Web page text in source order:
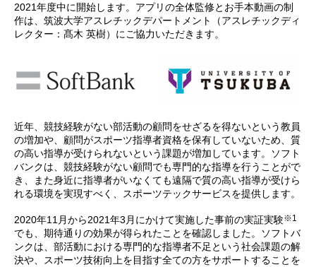
2021年度中に開始します。アプリの全体監修とお手本動画の制
作は、筑波大学アスレチックデパートメント（アスレチックディ
レクター：髙木 英樹）にご協力いただきます。
近年、競技経験がない部活動の顧問をせざるを得ないという教員
の増加や、顧問がスポーツ指導者資格を保有していないため、質
の高い指導が受けられないという課題が増加しています。ソフト
バンクは、競技経験がない顧問でも専門的な指導を行うことがで
き、また身近に指導者がいなくても遠隔で質の高い指導が受けら
れる環境を実現すべく、スポーツテックサービスを提供します。
2020年11月から2021年3月にかけて実施した事前の実証実験※1
でも、期待通りの効果が得られたことを確認しました。ソフトバ
ンクは、部活動における専門的な指導者不足という社会課題の解
決や、スポーツ技術向上を目指す全ての方をサポートすることを